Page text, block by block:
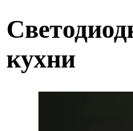
кухни